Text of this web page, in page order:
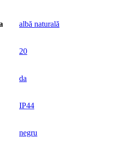
albă naturală
20
da
IP44
negru